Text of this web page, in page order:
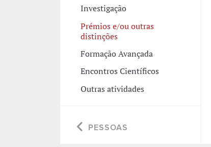
Investigação
Prémios e/ou outras
distinções
Formação Avançada
Encontros Científicos
Outras atividades
PESSOAS